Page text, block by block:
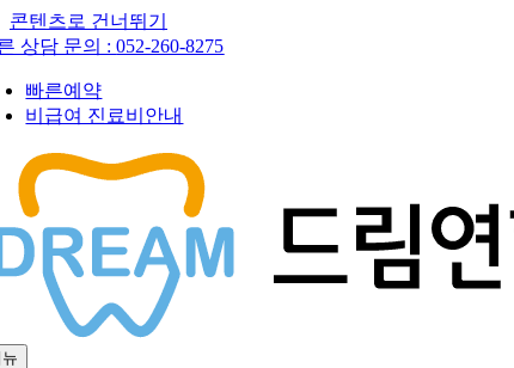
콘텐츠로 건너뛰기
상담 문의 :052-260-8275
빠른예약
비급여 진료비안내